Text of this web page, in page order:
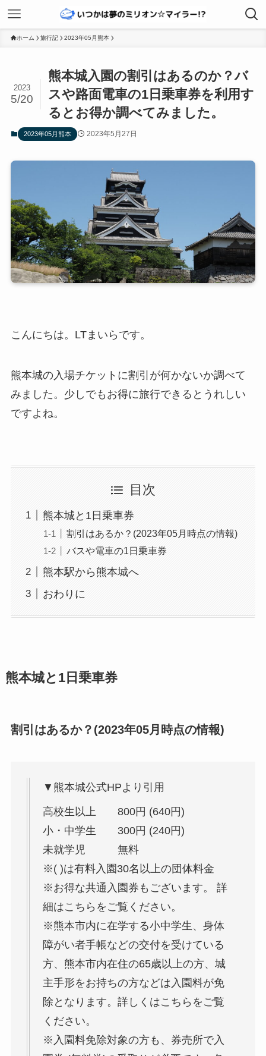
ホーム 旅行記 2023年05月熊本
熊本城入園の割引はあるのか？バ
スや路面電車の1日乗車券を利用す
るとお得か調べてみました。
2023
5/20
2023年05月熊本 2023年5月27日
こんにちは。LTまいらです。
熊本城の入場チケットに割引が何かないか調べて
みました。少しでもお得に旅行できるとうれしい
ですよね。
目次
熊本城と1日乗車券
割引はあるか？(2023年05月時点の情報)
バスや電車の1日乗車券
熊本駅から熊本城へ
おわりに
熊本城と1日乗車券
割引はあるか？(2023年05月時点の情報)
▼熊本城公式HPより引用
高校生以上 800円 (640円)
小・中学生 300円 (240円)
未就学児 無料
※( )は有料入園30名以上の団体料金
※お得な共通入園券もございます。 詳
細はこちらをご覧ください。
※熊本市内に在学する小中学生、身体
障がい者手帳などの交付を受けている
方、熊本市内在住の65歳以上の方、城
主手形をお持ちの方などは入園料が免
除となります。詳しくはこちらをご覧
ください。
※入園料免除対象の方も、券売所で入